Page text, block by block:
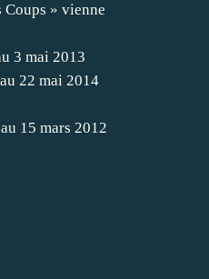
Coups » vienne
3 mai 2013
22 mai 2014
15 mars 2012